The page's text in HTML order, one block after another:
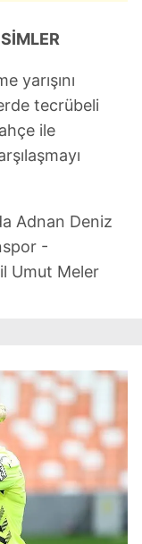
yarışını
tecrübeli
ile
Adnan Deniz
-
Umut Meler